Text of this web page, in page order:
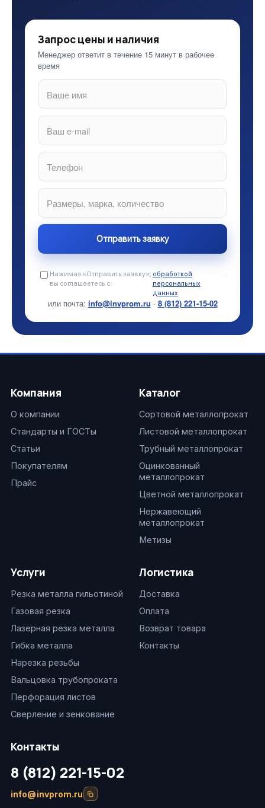
Запрос цены и наличия
Менеджер ответит в течение 15 минут в рабочее
время
Нажимая «Отправить заявку»,
вы соглашаетесь с
обработкой
персональных
данных
.
или почта: info@invprom.ru · 8 (812) 221-15-02
Компания
О компании
Стандарты и ГОСТы
Статьи
Покупателям
Прайс
Каталог
Сортовой металлопрокат
Листовой металлопрокат
Трубный металлопрокат
Оцинкованный
металлопрокат
Цветной металлопрокат
Нержавеющий
металлопрокат
Метизы
Услуги
Резка металла гильотиной
Газовая резка
Лазерная резка металла
Гибка металла
Нарезка резьбы
Вальцовка трубопроката
Перфорация листов
Сверление и зенкование
Логистика
Доставка
Оплата
Возврат товара
Контакты
Контакты
8 (812) 221-15-02
info@invprom.ru